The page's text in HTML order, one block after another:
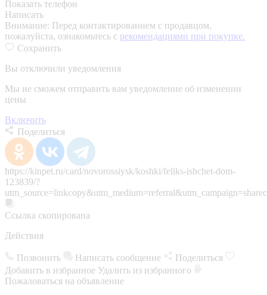
Показать телефон
Написать
Внимание: Перед контактированием с продавцом,
пожалуйста, ознакомьтесь с рекомендациями при покупке.
Сохранить
Вы отключили уведомления
Мы не сможем отправить вам уведомление об изменении
цены
Включить
Поделиться
https://kinpet.ru/card/novorossiysk/koshki/feliks-ishchet-dom-
123839/?
Ссылка скопирована
Действия
Позвонить Написать сообщение
Поделиться
Добавить в избранное Удалить из избранного
Пожаловаться на объявление